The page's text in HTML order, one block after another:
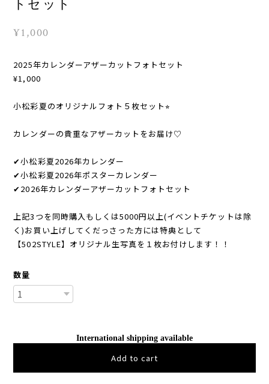
トセット
¥1,000
2025年カレンダーアザーカットフォトセット
¥1,000
小松彩夏のオリジナルフォト５枚セット⭐︎
カレンダーの貴重なアザーカットをお届け♡
✔︎小松彩夏2026年カレンダー
✔︎小松彩夏2026年ポスターカレンダー
✔︎2026年カレンダーアザーカットフォトセット
上記3つを同時購入もしくは5000円以上(イベントチケットは除
く)お買い上げしてくだっさった方には特典として
【502STYLE】オリジナル生写真を１枚お付けします！！
数量
International shipping available
Add to cart